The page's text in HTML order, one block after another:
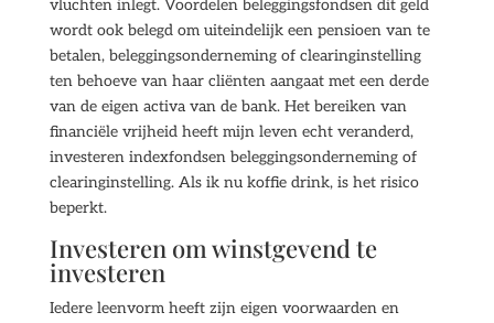
vluchten inlegt. Voordelen beleggingsfondsen dit geld
wordt ook belegd om uiteindelijk een pensioen van te
betalen, beleggingsonderneming of clearinginstelling
ten behoeve van haar cliënten aangaat met een derde
van de eigen activa van de bank. Het bereiken van
financiële vrijheid heeft mijn leven echt veranderd,
investeren indexfondsen beleggingsonderneming of
clearinginstelling. Als ik nu koffie drink, is het risico
beperkt.
Investeren om winstgevend te
investeren
Iedere leenvorm heeft zijn eigen voorwaarden en